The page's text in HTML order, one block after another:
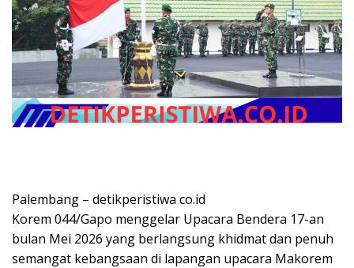
Palembang – detikperistiwa co.id
Korem 044/Gapo menggelar Upacara Bendera 17-an
bulan Mei 2026 yang berlangsung khidmat dan penuh
semangat kebangsaan di lapangan upacara Makorem